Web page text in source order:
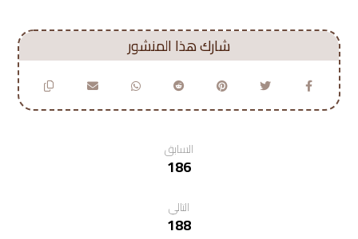
السابق
186
التالي
188